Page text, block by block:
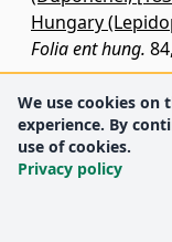
Hungary
Folia ent hung.
We use cookies on
experience. By
use of cookies.
Privacy policy